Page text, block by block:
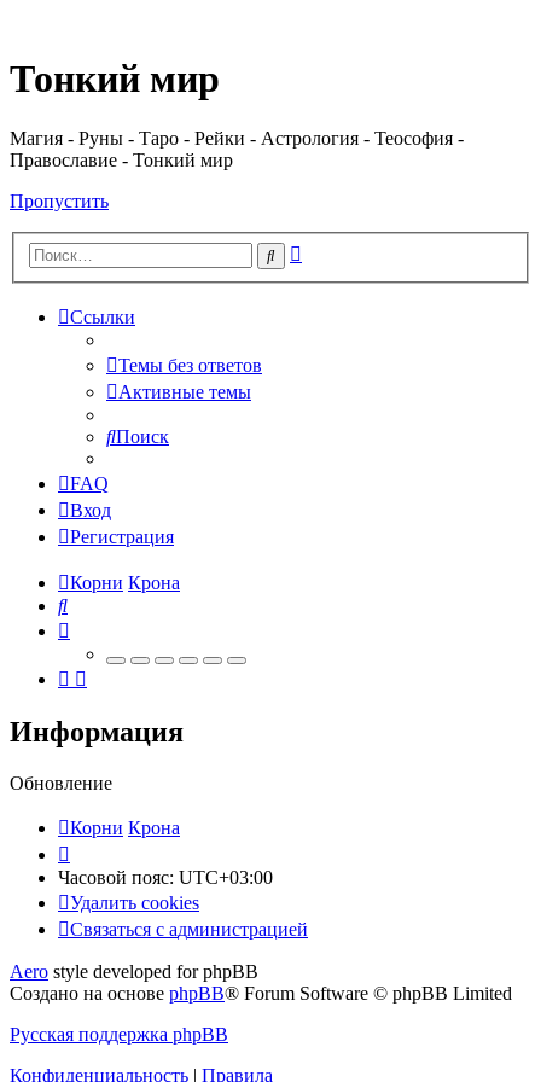
Тонкий мир
Магия - Руны - Таро - Рейки - Астрология - Теософия -
Православие - Тонкий мир
Пропустить
Поиск
Ссылки
Темы без ответов
Активные темы
Поиск
FAQ
Вход
Регистрация
Корни Крона
Поиск
Информация
Обновление
Корни Крона
Часовой пояс: UTC+03:00
Удалить cookies
Связаться
администрацией
Связаться с администрацией
Aero style developed for phpBB
Создано на основе phpBB® Forum Software © phpBB Limited
Русская поддержка phpBB
Конфиденциальность | Правила